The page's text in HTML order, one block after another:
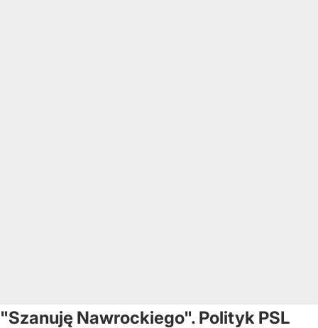
"Szanuję Nawrockiego". Polityk PSL